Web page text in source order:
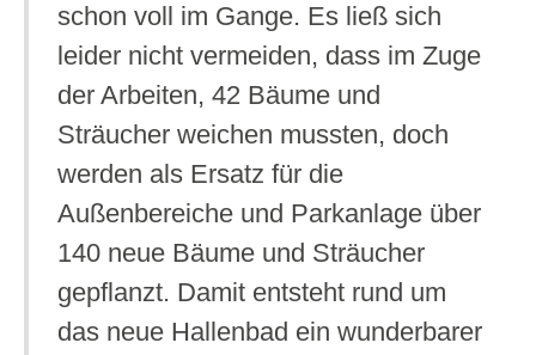
schon voll im Gange. Es ließ sich
leider nicht vermeiden, dass im Zuge
der Arbeiten, 42 Bäume und
Sträucher weichen mussten, doch
werden als Ersatz für die
Außenbereiche und Parkanlage über
140 neue Bäume und Sträucher
gepflanzt. Damit entsteht rund um
das neue Hallenbad ein wunderbarer